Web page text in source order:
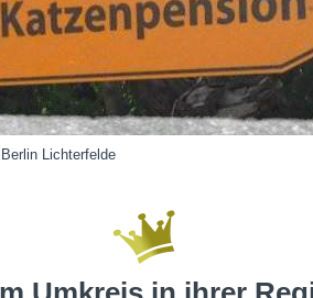
Lichterfelde